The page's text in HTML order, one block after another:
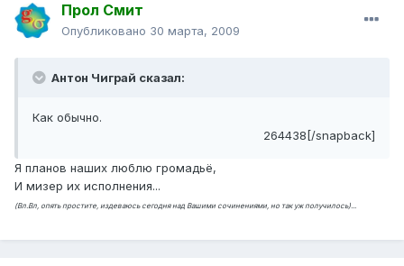
Прол Смит
Опубликовано 30 марта, 2009
Антон Чиграй сказал:
Как обычно.
264438[/snapback]
Я планов наших люблю громадьё,
И мизер их исполнения...
(Вл.Вл, опять простите, издеваюсь сегодня над Вашими сочинениями, но так уж получилось)...